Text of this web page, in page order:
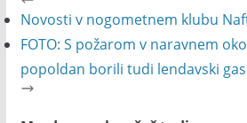
Novosti v nogometnem klubu
FOTO: S požarom v naravnem
popoldan borili tudi lendavski